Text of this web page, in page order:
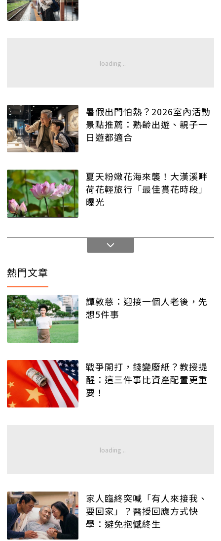
暑假出門怕熱？2026室內活動
景點推薦：熟齡出遊、親子一
日遊都適合
夏天粉嫩花海來襲！大漢溪畔
荷花輕旅行「最佳賞花時段」
曝光
熱門文章
譚敦慈：迎接一個人老後，先
想5件事
戰爭開打，錢變廢紙？教授提
醒：這三件事比資產配置更重
要！
家人臨終突喊「有人來接我、
要回家」？醫授回應方式快
學：避免抱憾終生